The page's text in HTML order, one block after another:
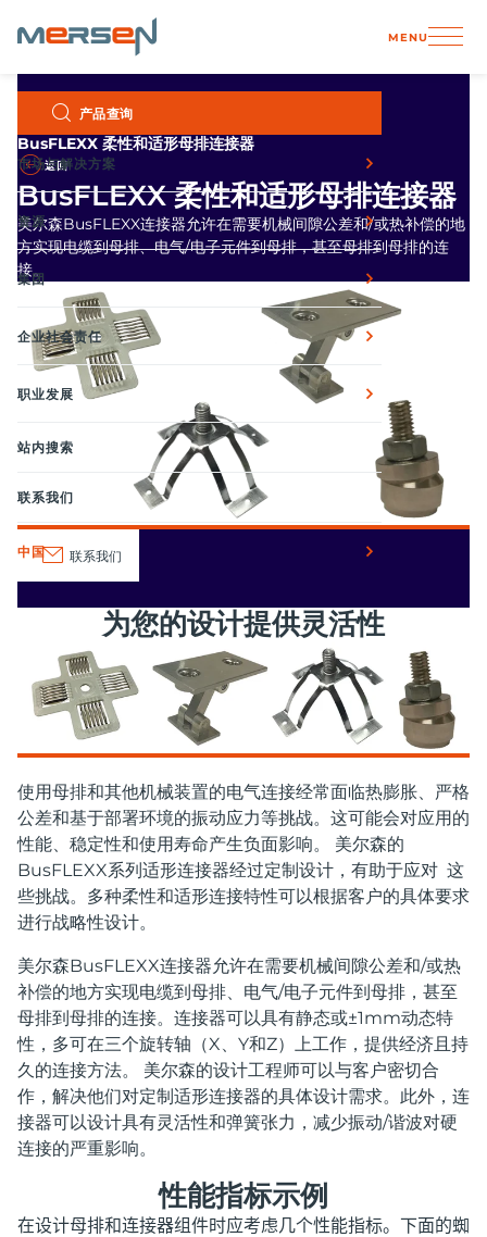
Skip
to
content
MENU
集团
企业社会责任
职业发展
站内搜索
联系我们
中国
市场与解决方案
资源
产品查询
产品
BusFLEXX 柔性和适形母排连接器
返回
联系我们
BusFLEXX 柔性和适形母排连接器
美尔森BusFLEXX连接器允许在需要机械间隙公差和/或热补偿的地
方实现电缆到母排、电气/电子元件到母排，甚至母排到母排的连
接。
为您的设计提供灵活性
使用母排和其他机械装置的电气连接经常面临热膨胀、严格
公差和基于部署环境的振动应力等挑战。这可能会对应用的
性能、稳定性和使用寿命产生负面影响。 美尔森的
BusFLEXX系列适形连接器经过定制设计，有助于应对 这
些挑战。多种柔性和适形连接特性可以根据客户的具体要求
进行战略性设计。
美尔森BusFLEXX连接器允许在需要机械间隙公差和/或热
补偿的地方实现电缆到母排、电气/电子元件到母排，甚至
母排到母排的连接。连接器可以具有静态或±1mm动态特
性，多可在三个旋转轴（X、Y和Z）上工作，提供经济且持
久的连接方法。 美尔森的设计工程师可以与客户密切合
作，解决他们对定制适形连接器的具体设计需求。此外，连
接器可以设计具有灵活性和弹簧张力，减少振动/谐波对硬
连接的严重影响。
性能指标示例
在设计母排和连接器组件时应考虑几个性能指标。下面的蜘